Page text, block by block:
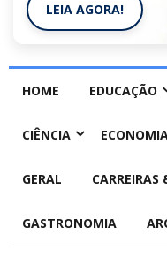
LEIA AGORA!
HOME EDUCAÇÃO
CIÊNCIA
GERAL CARREIRAS
GASTRONOMIA